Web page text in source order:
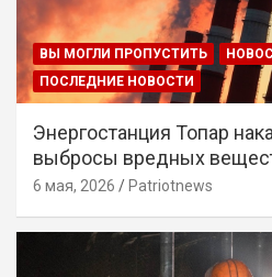
ВЫ МОГЛИ ПРОПУСТИТЬ
ПОСЛЕДНИЕ НОВОСТИ
Энергостанция Топар
выбросы вредных
6 мая, 2026 Patriotnews